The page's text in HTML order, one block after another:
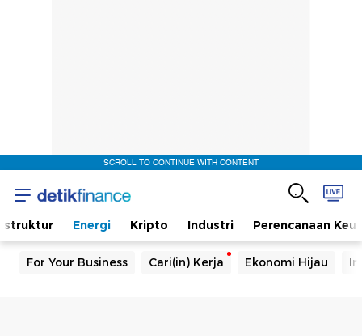
SCROLL TO CONTINUE WITH CONTENT
Energi Kripto Industri Perencanaan
For Your Business Cari(in) Kerja Ekonomi Hijau